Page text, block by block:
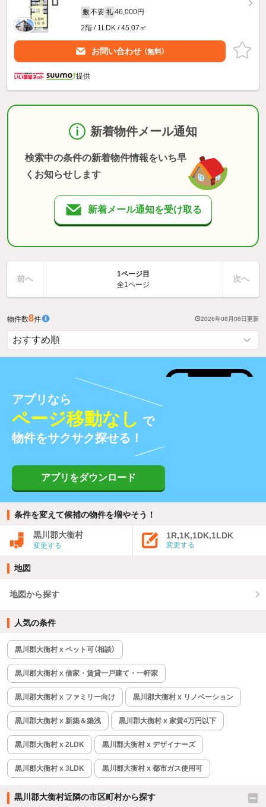
敷 不要 礼 46,000円
2階 / 1LDK / 45.07㎡
お問い合わせ （無料）
提供
新着物件メール通知
検索中の条件の新着物件情報をいち早
くお知らせします
新着メール通知を受け取る
前へ
1ページ目
全1ページ
次へ
物件数8件 2026年08月08日更新
アプリなら
ページ移動なし で
物件をサクサク探せる！
アプリをダウンロード
条件を変えて候補の物件を増やそう！
黒川郡大衡村
変更する
1R,1K,1DK,1LDK
変更する
地図
地図から探す
人気の条件
黒川郡大衡村 x ペット可（相談）
黒川郡大衡村 x 借家・賃貸一戸建て・一軒家
黒川郡大衡村 x ファミリー向け 黒川郡大衡村 x リノベーション
黒川郡大衡村 x 新築＆築浅 黒川郡大衡村 x 家賃4万円以下
黒川郡大衡村 x 2LDK 黒川郡大衡村 x デザイナーズ
黒川郡大衡村 x 3LDK 黒川郡大衡村 x 都市ガス使用可
黒川郡大衡村近隣の市区町村から探す